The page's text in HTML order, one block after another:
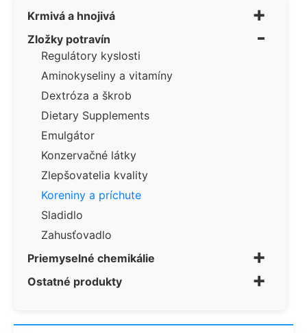
Krmivá a hnojivá +
Zložky potravín -
Regulátory kyslosti
Aminokyseliny a vitamíny
Dextróza a škrob
Dietary Supplements
Emulgátor
Konzervačné látky
Zlepšovatelia kvality
Koreniny a príchute
Sladidlo
Zahusťovadlo
Priemyselné chemikálie
+
Ostatné produkty +